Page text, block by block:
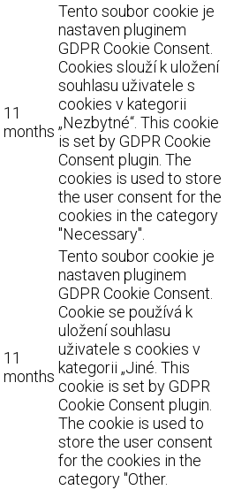
11
months
Tento soubor cookie je
nastaven pluginem
GDPR Cookie Consent.
Cookies slouží k uložení
souhlasu uživatele s
cookies v kategorii
„Nezbytné“. This cookie
is set by GDPR Cookie
Consent plugin. The
cookies is used to store
the user consent for the
cookies in the category
"Necessary".
11
months
Tento soubor cookie je
nastaven pluginem
GDPR Cookie Consent.
Cookie se používá k
uložení souhlasu
uživatele s cookies v
kategorii „Jiné. This
cookie is set by GDPR
Cookie Consent plugin.
The cookie is used to
store the user consent
for the cookies in the
category "Other.